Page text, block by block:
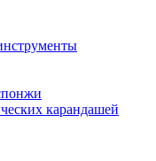
карандашей